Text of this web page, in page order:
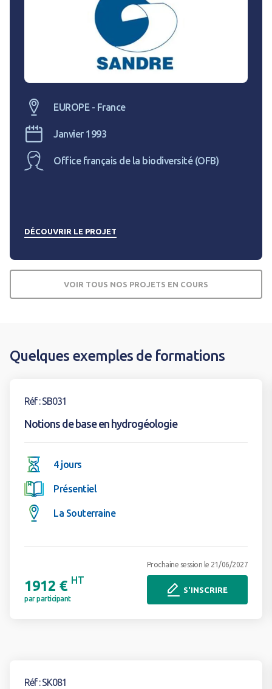
EUROPE - France
Janvier 1993
Office français de la biodiversité (OFB)
DÉCOUVRIR LE PROJET
VOIR TOUS NOS PROJETS EN COURS
Quelques exemples de formations
Réf : SB031
Notions de base en hydrogéologie
4 jours
Présentiel
La Souterraine
1912 € HT
par participant
Prochaine session le 21/06/2027
S'INSCRIRE
Réf : SK081